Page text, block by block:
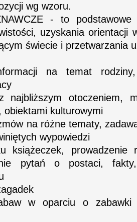
wg wzoru.
- to
uzyskania orientacji
świecie i przetwarzania
na temat
z najbliższym otoczeniem,
obiektami kulturowymi
na różne tematy,
wypowiedzi
książeczek, prowadzenie
pytań o postaci,
w oparciu o zabawki